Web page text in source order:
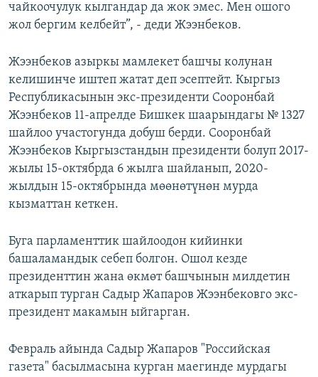
чайкоочулук кылгандар да жок эмес. Мен ошого
жол бергим келбейт”, - деди Жээнбеков.
Жээнбеков азыркы мамлекет башчы колунан
келишинче иштеп жатат деп эсептейт. Кыргыз
Республикасынын экс-президенти Сооронбай
Жээнбеков 11-апрелде Бишкек шаарындагы № 1327
шайлоо участогунда добуш берди. Сооронбай
Жээнбеков Кыргызстандын президенти болуп 2017-
жылы 15-октябрда 6 жылга шайланып, 2020-
жылдын 15-октябрында мөөнөтүнөн мурда
кызматтан кеткен.
Буга парламенттик шайлоодон кийинки
башаламандык себеп болгон. Ошол кезде
президенттин жана өкмөт башчынын милдетин
аткарып турган Садыр Жапаров Жээнбековго экс-
президент макамын ыйгарган.
Февраль айында Садыр Жапаров "Российская
газета" басылмасына курган маегинде мурдагы